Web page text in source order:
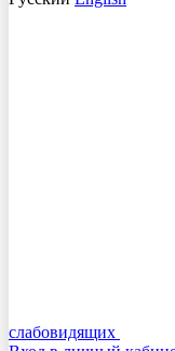
слабовидящих